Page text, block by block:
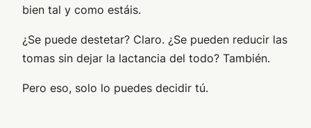
bien tal y como estáis.
¿Se puede destetar? Claro. ¿Se pueden reducir las
tomas sin dejar la lactancia del todo? También.
Pero eso, solo lo puedes decidir tú.